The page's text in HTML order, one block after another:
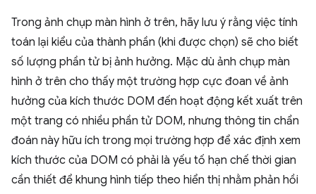
Trong ảnh chụp màn hình ở trên, hãy lưu ý rằng việc tính
toán lại kiểu của thành phần (khi được chọn) sẽ cho biết
số lượng phần tử bị ảnh hưởng. Mặc dù ảnh chụp màn
hình ở trên cho thấy một trường hợp cực đoan về ảnh
hưởng của kích thước DOM đến hoạt động kết xuất trên
một trang có nhiều phần tử DOM, nhưng thông tin chẩn
đoán này hữu ích trong mọi trường hợp để xác định xem
kích thước của DOM có phải là yếu tố hạn chế thời gian
cần thiết để khung hình tiếp theo hiển thị nhằm phản hồi